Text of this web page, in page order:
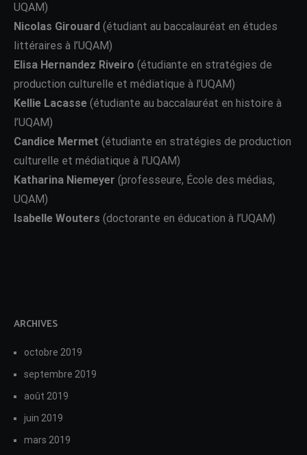
UQAM)
Nicolas Girouard (étudiant au baccalauréat en études
littéraires à l’UQAM)
Elisa Hernandez Riveiro (étudiante en stratégies de
production culturelle et médiatique à l’UQAM)
Kellie Lacasse (étudiante au baccalauréat en histoire à
l’UQAM)
Candice Mermet (étudiante en stratégies de production
culturelle et médiatique à l’UQAM)
Katharina Niemeyer (professeure, École des médias,
UQAM)
Isabelle Wouters (doctorante en éducation à l’UQAM)
ARCHIVES
octobre 2019
septembre 2019
août 2019
juin 2019
mars 2019